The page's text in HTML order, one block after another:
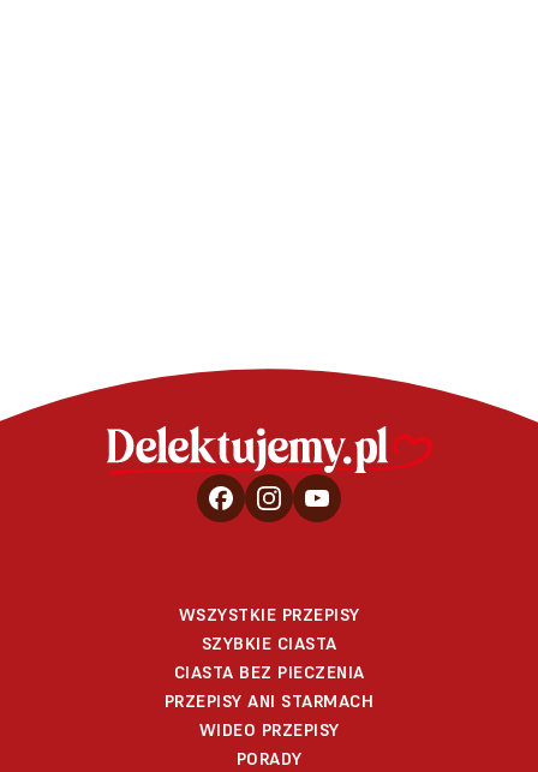
WSZYSTKIE PRZEPISY
SZYBKIE CIASTA
CIASTA BEZ PIECZENIA
PRZEPISY ANI STARMACH
WIDEO PRZEPISY
PORADY